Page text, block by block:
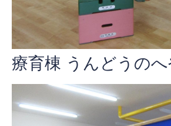
療育棟 うんどうのへ